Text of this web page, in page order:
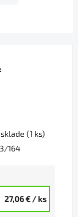
(1 ks)
164
27,06 € / ks